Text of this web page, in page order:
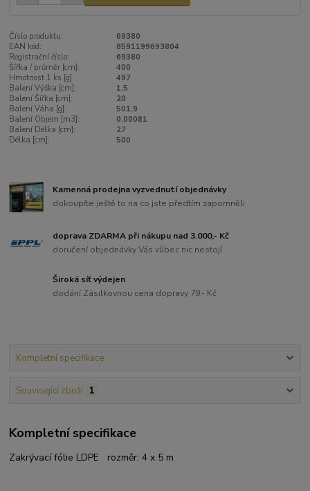
Číslo produktu:
69380
EAN kód:
8591199693804
Registrační číslo:
69380
Šířka / průměr [cm]:
400
Hmotnost 1 ks [g]:
497
Balení Výška [cm]:
1,5
Balení Šířka [cm]:
20
Balení Váha [g]:
501,9
Balení Objem [m3]:
0,00081
Balení Délka [cm]:
27
Délka [cm]:
500
Kamenná prodejna vyzvednutí objednávky
dokoupíte ještě to na co jste předtím zapomněli
doprava ZDARMA při nákupu nad 3.000,- Kč
doručení objednávky Vás vůbec nic nestojí
Široká síť výdejen
dodání Zásilkovnou cena dopravy 79,- Kč
Kompletní specifikace
Související zboží 1
Kompletní specifikace
Zakrývací fólie LDPE rozměr: 4 x 5 m